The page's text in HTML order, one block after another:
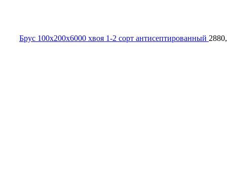
Брус 100х200х6000 хвоя 1-2 сорт антисептированный